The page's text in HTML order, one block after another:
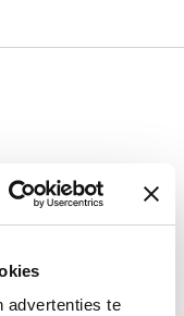
advertenties te
van een